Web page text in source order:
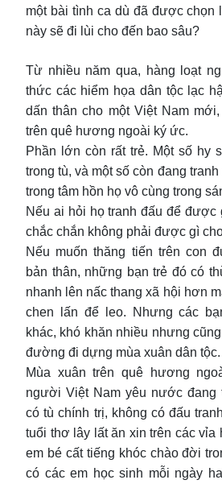
một bài tình ca dù đã được chọn
này sẽ đi lùi cho đến bao sâu?
Từ nhiều năm qua, hàng loạt
thức các hiểm họa dân tộc lạc
dấn thân cho một Việt Nam
trên quê hương ngoài ký ức.
Phần lớn còn rất trẻ. Một số hy
trong tù, và một số còn đang
trong tâm hồn họ vô cùng trong
Nếu ai hỏi họ tranh đấu để được
chắc chắn không phải được gì
Nếu muốn thăng tiến trên con
bản thân, những bạn trẻ đó có
nhanh lên nấc thang xã hội hơn
chen lấn để leo. Nhưng các
khác, khó khăn nhiều nhưng
đường đi dựng mùa xuân dân tộc.
Mùa xuân trên quê hương
người Việt Nam yêu nước đang
có tù chính trị, không có đấu
tuổi thơ lây lất ăn xin trên các vỉa
em bé cất tiếng khóc chào đời
có các em học sinh mỗi ngày